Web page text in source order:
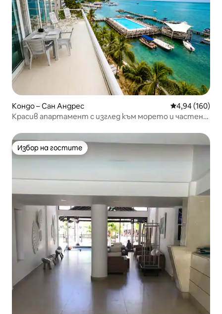
Кондо – Сан Андрес Средна
4,94 (160)
Красив апартамент с изглед към морето и частен
Избор на гостите
Избор на гостите